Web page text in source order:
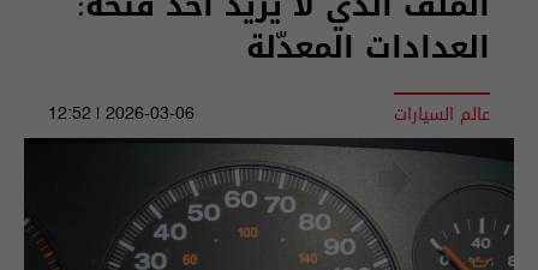
العدادات المعدّلة
عالم السيارات 2026-03-06 | 12:52